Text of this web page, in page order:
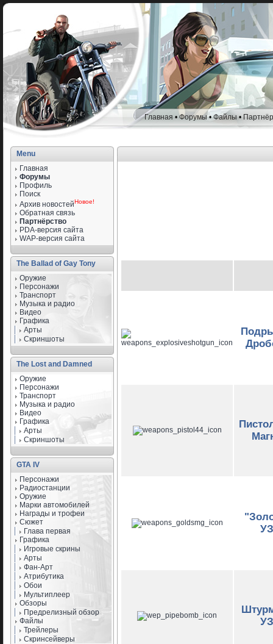
Главная • Форумы•Файлы•
Menu
Главная
Форумы
Профиль
Поиск
Архив новостейНовое!
Обратная связь
Партнёрство
PDA-версия сайта
WAP-версия сайта
The Ballad of Gay Tony
Оружие
Персонажи
Транспорт
Музыка и радио
Видео
Графика
Арты
Скриншоты
The Lost and Damned
Оружие
Персонажи
Транспорт
Музыка и радио
Видео
Графика
Арты
Скриншоты
GTA IV
Персонажи
Радиостанции
Оружие
Марки автомобилей
Награды и трофеи
Сюжет
Глава первая
Графика
Игровые скрины
Арты
Фан-Арт
Атрибутика
Обои
Мультиплеер
Обзоры
Предрелизный обзор
Файлы
Трейлеры
Скринсейверы